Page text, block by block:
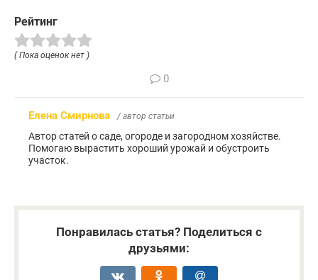
Рейтинг
( Пока оценок нет )
0
Елена Смирнова / автор статьи
Автор статей о саде, огороде и загородном хозяйстве.
Помогаю вырастить хороший урожай и обустроить
участок.
Понравилась статья? Поделиться с
друзьями: